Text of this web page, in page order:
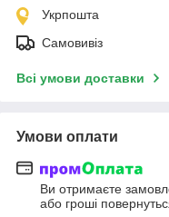
Укрпошта
Самовивіз
Всі умови доставки
Умови оплати
Ви отримаєте
або гроші